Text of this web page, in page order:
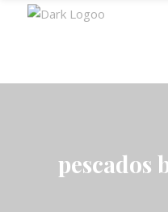
pescados